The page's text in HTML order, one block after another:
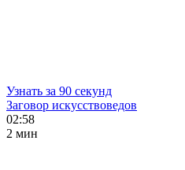
Узнать за 90 секунд
Заговор искусствоведов
02:58
2 мин